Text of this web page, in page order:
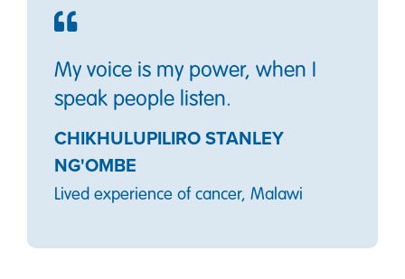
My voice is my power, when I
speak people listen.
CHIKHULUPILIRO STANLEY
NG'OMBE
Lived experience of cancer, Malawi